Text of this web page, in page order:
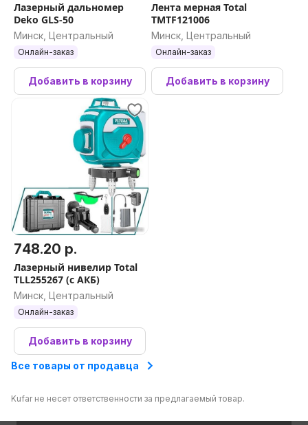
Лазерный дальномер
Deko GLS-50
Минск, Центральный
Онлайн-заказ
Добавить в корзину
Лента мерная Total
TMTF121006
Минск, Центральный
Онлайн-заказ
Добавить в корзину
748.20 р.
Лазерный нивелир Total
TLL255267 (с АКБ)
Минск, Центральный
Онлайн-заказ
Добавить в корзину
Все товары от продавца
Kufar не несет ответственности за предлагаемый товар.